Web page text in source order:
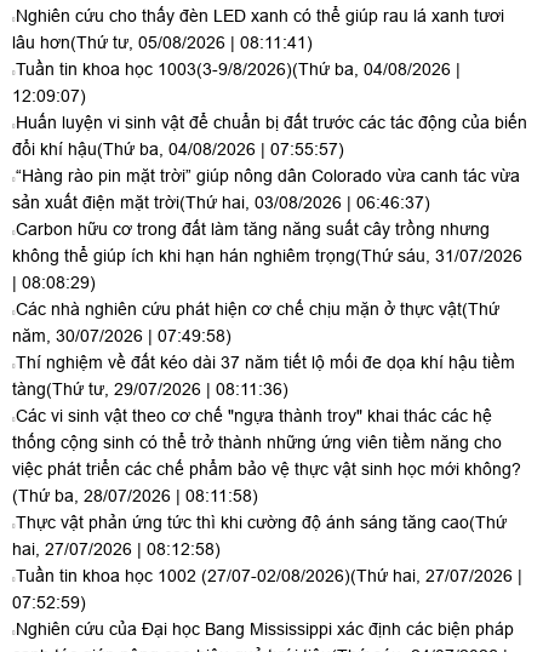
Nghiên cứu cho thấy đèn LED xanh có thể giúp rau lá xanh tươi
lâu hơn(Thứ tư, 05/08/2026 | 08:11:41)
Tuần tin khoa học 1003(3-9/8/2026)(Thứ ba, 04/08/2026 |
12:09:07)
Huấn luyện vi sinh vật để chuẩn bị đất trước các tác động của biến
đổi khí hậu(Thứ ba, 04/08/2026 | 07:55:57)
“Hàng rào pin mặt trời” giúp nông dân Colorado vừa canh tác vừa
sản xuất điện mặt trời(Thứ hai, 03/08/2026 | 06:46:37)
Carbon hữu cơ trong đất làm tăng năng suất cây trồng nhưng
không thể giúp ích khi hạn hán nghiêm trọng(Thứ sáu, 31/07/2026
| 08:08:29)
Các nhà nghiên cứu phát hiện cơ chế chịu mặn ở thực vật(Thứ
năm, 30/07/2026 | 07:49:58)
Thí nghiệm về đất kéo dài 37 năm tiết lộ mối đe dọa khí hậu tiềm
tàng(Thứ tư, 29/07/2026 | 08:11:36)
Các vi sinh vật theo cơ chế "ngựa thành troy" khai thác các hệ
thống cộng sinh có thể trở thành những ứng viên tiềm năng cho
việc phát triển các chế phẩm bảo vệ thực vật sinh học mới không?
(Thứ ba, 28/07/2026 | 08:11:58)
Thực vật phản ứng tức thì khi cường độ ánh sáng tăng cao(Thứ
hai, 27/07/2026 | 08:12:58)
Tuần tin khoa học 1002 (27/07-02/08/2026)(Thứ hai, 27/07/2026 |
07:52:59)
Nghiên cứu của Đại học Bang Mississippi xác định các biện pháp